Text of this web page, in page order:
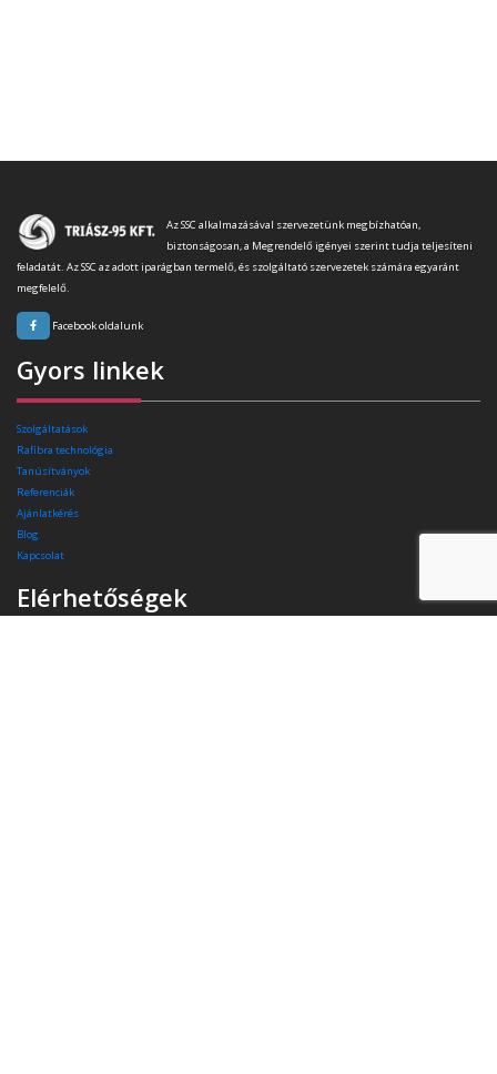
Az SSC alkalmazásával szervezetünk megbízhatóan,
biztonságosan, a Megrendelő igényei szerint tudja teljesíteni
feladatát. Az SSC az adott iparágban termelő, és szolgáltató szervezetek számára egyaránt
megfelelő.
Facebook oldalunk
Gyors linkek
Szolgáltatások
Rafibra technológia
Tanúsítványok
Referenciák
Ajánlatkérés
Blog
Kapcsolat
Elérhetőségek